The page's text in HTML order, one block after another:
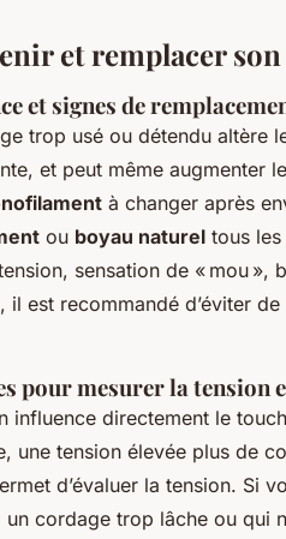
et remplacer
et signes de
trop usé ou détendu altère
et peut même augmenter
à changer après
ou boyau naturel tous les
sensation de « mou
il est recommandé d’éviter
pour mesurer la tension
influence directement le
une tension élevée plus de
d’évaluer la tension. Si
un cordage trop lâche ou qui